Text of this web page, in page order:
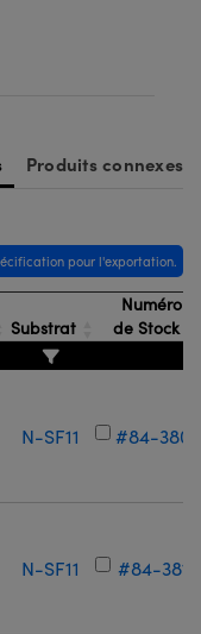
Produits connexes
pour l'exportation.
Substrat
Numéro
de Stock
N-SF11 #84-380
N-SF11 #84-381